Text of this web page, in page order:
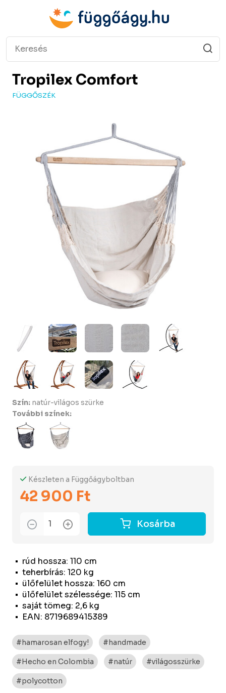
Tropilex Comfort
FÜGGŐSZÉK
rúd hossza: 110 cm
teherbírás: 120 kg
ülőfelület hossza: 160 cm
ülőfelület szélessége: 115 cm
saját tömeg: 2,6 kg
EAN: 8719689415389
Készleten a Függőágyboltban
42 900 Ft
Kosárba
Szín: natúr-világos szürke
További színek:
#hamarosan elfogy! #handmade
#Hecho en Colombia #natúr #világosszürke
#polycotton